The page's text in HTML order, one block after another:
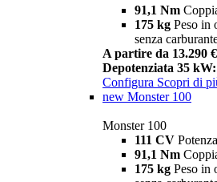
91,1 Nm
175 kg Peso in
senza
A partire da 13.290 €
Depotenziata 35
Configura Scopri di
new Monster 100
Monster 100
111 CV Potenza
91,1 Nm
175 kg Peso in